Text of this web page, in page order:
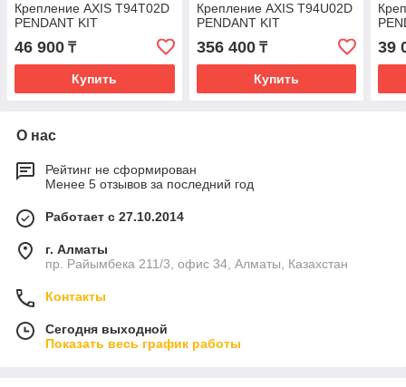
Крепление AXIS T94T02D
PENDANT KIT
46 900 ₸
Купить
Крепление AXIS T94U02D
PENDANT KIT
356 400₸
Купить
39
О нас
Рейтинг не сформирован
Менее 5 отзывов за последний год
Работает с 27.10.2014
г. Алматы
пр. Райымбека 211/3, офис 34, Алматы, Казахстан
Контакты
Сегодня выходной
Показать весь график работы